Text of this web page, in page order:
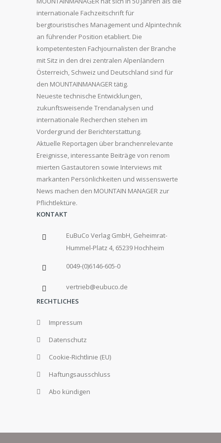
internationale Fachzeitschrift für
bergtouristisches Management und Alpintechnik
an führender Position etabliert. Die
kompetentesten Fachjournalisten der Branche
mit Sitz in den drei zentralen Alpenländern
Österreich, Schweiz und Deutschland sind für
den MOUNTAINMANAGER tätig.
Neueste technische Entwicklungen,
zukunftsweisende Trendanalysen und
internationale Recherchen stehen im
Vordergrund der Berichterstattung.
Aktuelle Reportagen über branchenrelevante
Ereignisse, interessante Beiträge von renom
mierten Gastautoren sowie Interviews mit
markanten Persönlichkeiten und wissenswerte
News machen den MOUNTAIN MANAGER zur
Pflichtlektüre.
KONTAKT
EuBuCo Verlag GmbH, Geheimrat-
Hummel-Platz 4, 65239 Hochheim
0049-(0)6146-605-0
vertrieb@eubuco.de
RECHTLICHES
Impressum
Datenschutz
Cookie-Richtlinie (EU)
Haftungsausschluss
Abo kündigen